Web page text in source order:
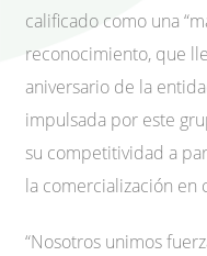
calificado como una
reconocimiento, que
aniversario de la
impulsada por este
su competitividad a
la comercialización en
“Nosotros unimos